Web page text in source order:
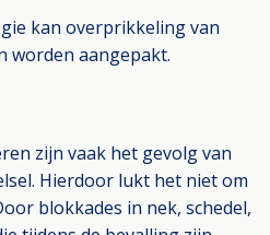
kan overprikkeling van
worden aangepakt.
zijn vaak het gevolg van
Hierdoor lukt het niet om
blokkades in nek, schedel,